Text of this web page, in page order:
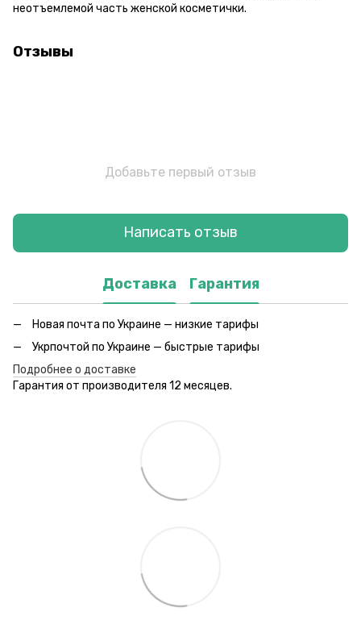
неотъемлемой часть женской косметички.
Отзывы
Добавьте первый отзыв
Написать отзыв
Доставка Гарантия
Новая почта по Украине — низкие тарифы
Укрпочтой по Украине — быстрые тарифы
Подробнее о доставке
Гарантия от производителя 12 месяцев.